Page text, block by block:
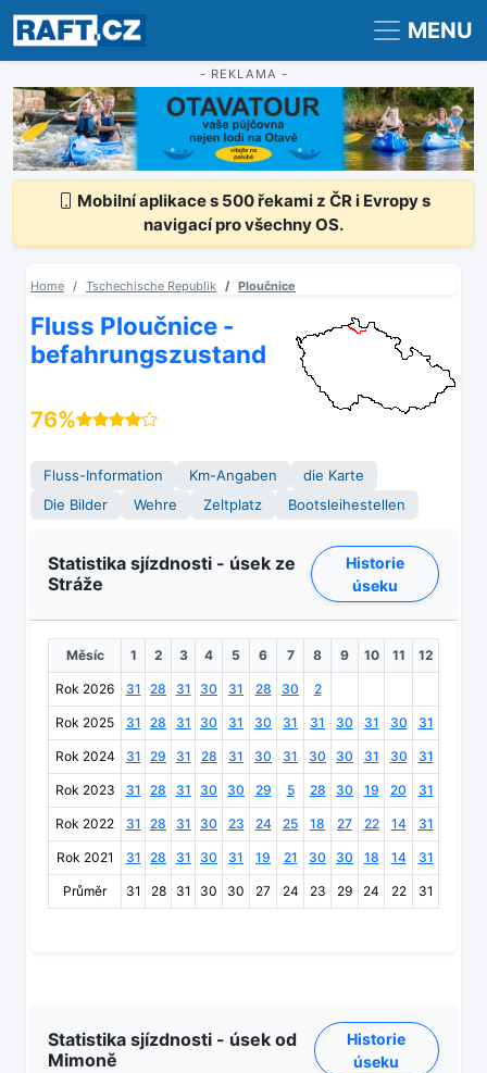
Registrace Přihlášení MENU
- REKLAMA -
Mobilní aplikace s 500 řekami z ČR i Evropy s
navigací pro všechny OS.
Home Tschechische Republik Ploučnice
Fluss Ploučnice -
befahrungszustand
76%
Fluss-Information Km-Angaben
die Karte
Die Bilder
Wehre Zeltplatz Bootsleihestellen
Statistika sjízdnosti - úsek ze
Stráže
Historie
úseku
Měsíc 1 2 3 4 5 6 7 8 9 10 11 12
Rok 2026 31 28 31 30 31 28 30 2
Rok 2025 31 28 31 30 31 30 31 31 30 31 30 31
Rok 2024 31 29 31 28 31 30 31 30 30 31 30 31
Rok 2023 31 28 31 30 30 29 5 28 30 19 20 31
Rok 2022 31 28 31 30 23 24 25 18 27 22 14 31
Rok 2021 31 28 31 30 31 19 21 30 30 18 14 31
Průměr 31 28 31 30 30 27 24 23 29 24 22 31
Statistika sjízdnosti - úsek od
Mimoně
Historie
úseku